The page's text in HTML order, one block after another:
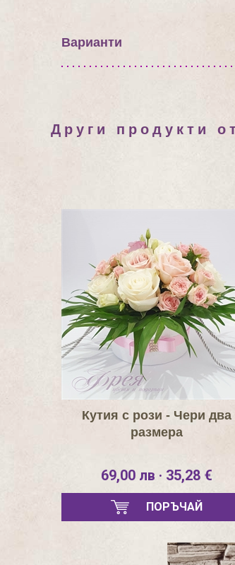
Варианти
Други продукти
Кутия с рози - Чери два
размера
69,00 лв · 35,28 €
ПОРЪЧАЙ